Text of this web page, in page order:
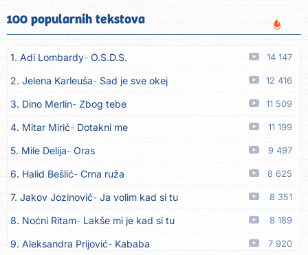
10. Tereza Kesovija Da li ću moći
11. Lidija Bačić Neka se vino toči (Nazdravlje) 06.08
12. Karin Kuljanić Nisi zavridel 06.08
13. Tamara Brusić Nigdi ni lipo ko doma 06.08
14. Tamara Brusić Biž´mo ća 06.08
15. Rusko Richie Bila si, bila 06.08
16. Rusko Richie Ti i ja 06.08
17. Azra Husarkić Ako treba 06.08
18. Azra Husarkić Ljubavnice 06.08
19. Azra Husarkić Zakon jačeg 06.08
20. Azra Husarkić Premalo 06.08
100 popularnih tekstova
1. Adi Lombardy O.S.D.S. 14 147
2. Jelena Karleuša Sad je sve okej 12 416
3. Dino Merlin Zbog tebe 11 509
4. Mitar Mirić Dotakni me 11 199
5. Mile Delija Oras 9 497
6. Halid Bešlić Crna ruža 8 625
7. Jakov Jozinović Ja volim kad si tu 8 351
8. Noćni Ritam Lakše mi je kad si tu 8 189
9. Aleksandra Prijović Kababa 7 920